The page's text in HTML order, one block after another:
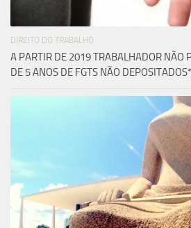
DIREITO DO TRABALHO
A PARTIR DE 2019 TRABALHADOR NÃO
DE 5 ANOS DE FGTS NÃO